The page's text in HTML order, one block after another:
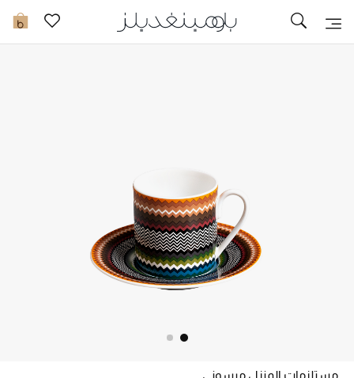
0 تخفيضات
مستلزمات المنزل ميسوني